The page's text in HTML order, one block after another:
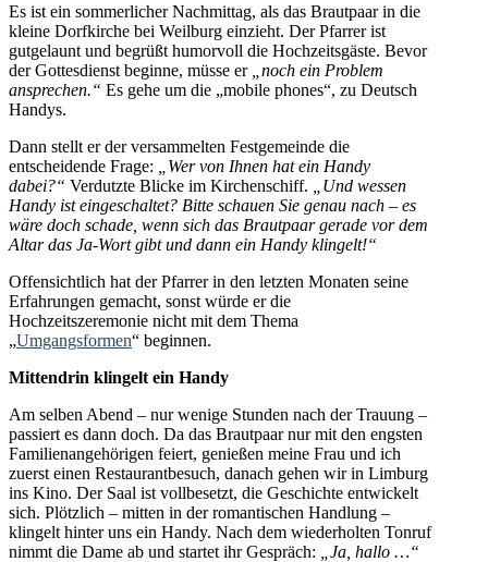
Es ist ein sommerlicher Nachmittag, als das Brautpaar in die
kleine Dorfkirche bei Weilburg einzieht. Der Pfarrer ist
gutgelaunt und begrüßt humorvoll die Hochzeitsgäste. Bevor
der Gottesdienst beginne, müsse er
„noch ein Problem
ansprechen.“ Es gehe um die „mobile phones“, zu Deutsch
Handys.
Dann stellt er der versammelten Festgemeinde die
entscheidende Frage:
„Wer von Ihnen hat ein Handy
dabei?“ Verdutzte Blicke im Kirchenschiff.
„Und wessen
Handy ist eingeschaltet? Bitte schauen Sie genau nach – es
wäre doch schade, wenn sich das Brautpaar gerade vor dem
Altar das Ja-Wort gibt und dann ein Handy klingelt!“
Offensichtlich hat der Pfarrer in den letzten Monaten seine
Erfahrungen gemacht, sonst würde er die
Hochzeitszeremonie nicht mit dem Thema
„Umgangsformen“ beginnen.
Mittendrin klingelt ein Handy
Am selben Abend – nur wenige Stunden nach der Trauung –
passiert es dann doch. Da das Brautpaar nur mit den engsten
Familienangehörigen feiert, genießen meine Frau und ich
zuerst einen Restaurantbesuch, danach gehen wir in Limburg
ins Kino. Der Saal ist vollbesetzt, die Geschichte entwickelt
sich. Plötzlich – mitten in der romantischen Handlung –
klingelt hinter uns ein Handy. Nach dem wiederholten Tonruf
nimmt die Dame ab und startet ihr Gespräch:
„Ja, hallo …“